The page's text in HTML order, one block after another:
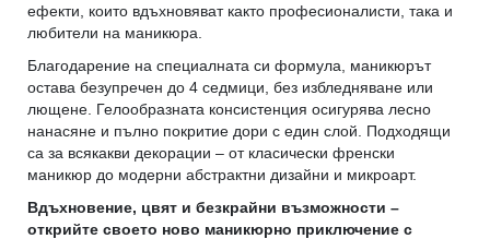
ефекти, които вдъхновяват както професионалисти, така и
любители на маникюра.
Благодарение на специалната си формула, маникюрът
остава безупречен до 4 седмици, без избледняване или
лющене. Гелообразната консистенция осигурява лесно
нанасяне и пълно покритие дори с един слой. Подходящи
са за всякакви декорации – от класически френски
маникюр до модерни абстрактни дизайни и микроарт.
Вдъхновение, цвят и безкрайни възможности –
открийте своето ново маникюрно приключение с